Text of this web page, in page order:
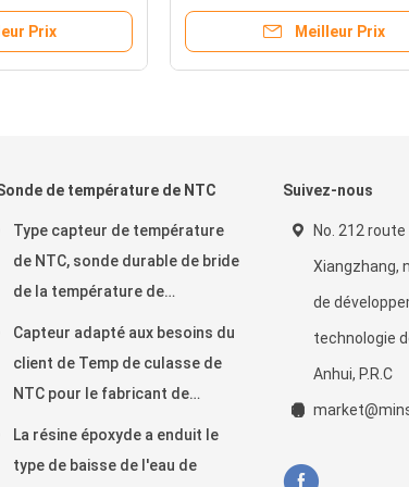
la détection
équipements
Prix
Convient pour les appareils
Meilleur Prix
de température de NTC
Type capteur de température
de NTC, sonde durable de bride
de la température de
Capteur adapté aux besoins du
client de Temp de culasse de
NTC pour le fabricant de
La résine époxyde a enduit le
type de baisse de l'eau de
Suivez-nous
No. 212 route
Xiangzhang,
de
technologie
Anhui, P.R.C